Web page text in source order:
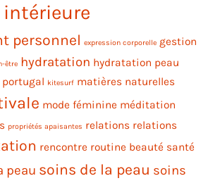
personnel expression corporelle gestion
être hydratation hydratation peau
kitesurf matières naturelles
mode féminine méditation
propriétés apaisantes relations relations
rencontre routine beauté santé
peau soins de la peau soins